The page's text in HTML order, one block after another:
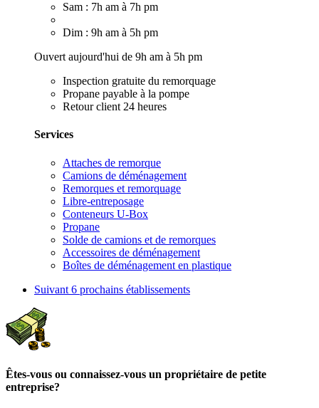
Sam : 7h am à 7h pm
Dim : 9h am à 5h pm
Ouvert aujourd'hui de 9h am à 5h pm
Inspection gratuite du remorquage
Propane payable à la pompe
Retour client 24 heures
Services
Attaches de remorque
Camions de déménagement
Remorques et remorquage
Libre-entreposage
Conteneurs U-Box
Propane
Solde de camions et de remorques
Accessoires de déménagement
Boîtes de déménagement en plastique
Suivant 6 prochains établissements
Êtes-vous ou connaissez-vous un propriétaire de petite
entreprise?